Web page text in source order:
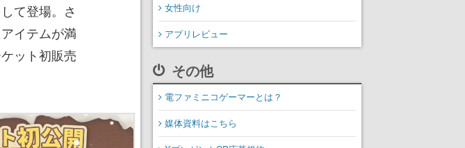
て登場。さ
イテムが満
ット初販売
女性向け
アプリレビュー
その他
電ファミニコゲーマーとは？
媒体資料はこちら